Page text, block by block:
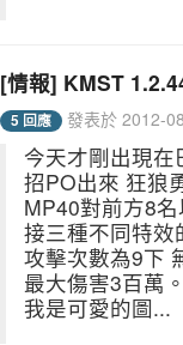
[情報] KMST
5 回應 發表於 2012-
今天才剛出現
招PO出來 狂狼
MP40對前方8
接三種不同特效
攻擊次數為9下
最大傷害3百萬
我是可愛的圖...